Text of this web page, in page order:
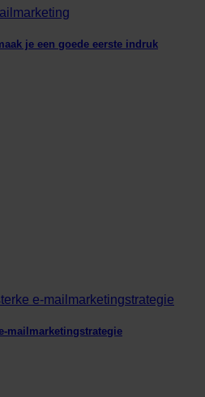
je een goede eerste indruk
mailmarketingstrategie